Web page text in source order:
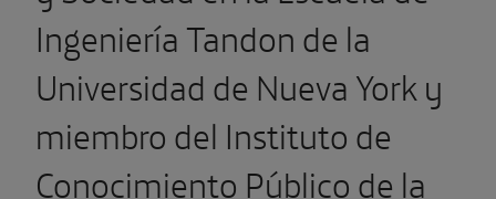
Ingeniería Tandon de la
Universidad de Nueva York y
miembro del Instituto de
Conocimiento Público de la